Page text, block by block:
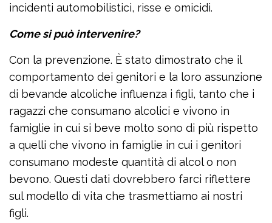
incidenti automobilistici, risse e omicidi.
Come si può intervenire?
Con la prevenzione. È stato dimostrato che il
comportamento dei genitori e la loro assunzione
di bevande alcoliche influenza i figli, tanto che i
ragazzi che consumano alcolici e vivono in
famiglie in cui si beve molto sono di più rispetto
a quelli che vivono in famiglie in cui i genitori
consumano modeste quantità di alcol o non
bevono. Questi dati dovrebbero farci riflettere
sul modello di vita che trasmettiamo ai nostri
figli.